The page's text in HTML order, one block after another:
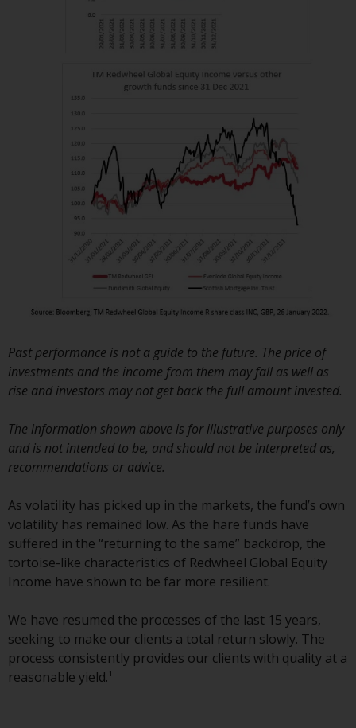
insbesondere alternative Fonds
und Emerging Markets,
beinhalten ein
überdurchschnittliches Risiko und
sind als langfristig anzusehen.
Derivative Instrumente können
mit einem hohen Risiko
verbunden sein. Unterschiedliche
Arten von Fonds oder Anlagen
weisen unterschiedliche
Risikograde auf.
Änderungen am Inhalt
Die auf dieser Website
werden so wie sie sind zur
Verfügung gestellt, können ohne
Vorankündigung geändert
Garantie hinsichtlich ihrer
Genauigkeit, Vollständigkeit oder
Eignung für einen bestimmten
hat seine eigenen Ansichten und
Meinungen auf dieser Website
(oder denen seiner verbundenen
Unternehmen) geäußert, und
diese können sich ohne
Redwheel ist nicht verpflichtet,
Informationen zu aktualisieren,
und Leser sollten sich bei einer
Anlageentscheidung nicht
Past performance is not a guide to the future. The price of
investments and the income from them may fall as well as
rise and investors may not get back the full amount invested.
The information shown above is for illustrative purposes only
and is not intended to be, and should not be interpreted as,
recommendations or advice.
As volatility has picked up in the markets, the fund’s own
volatility has remained low. As the hare funds have
suffered in the “returning to the same” backdrop, the
tortoise-like characteristics of Redwheel Global Equity
Income have shown to be far more resilient.
We have resumed the processes of the last 15 years,
seeking to make our clients a total return slowly. The
process consistently provides our clients with quality at a
reasonable yield.¹